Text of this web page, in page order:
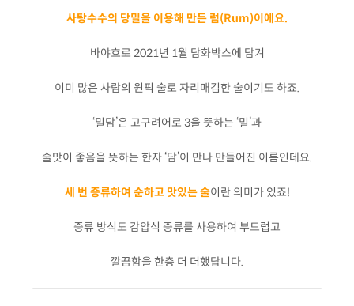
사탕수수의 당밀을 이용해 만든 럼(Rum)이에요.
바야흐로 2021년 1월 담화박스에 담겨
이미 많은 사람의 원픽 술로 자리매김한 술이기도 하죠.
‘밀담’은 고구려어로 3을 뜻하는 ‘밀’과
술맛이 좋음을 뜻하는 한자 ‘담’이 만나 만들어진 이름인데요.
세 번 증류하여 순하고 맛있는 술이란 의미가 있죠!
증류 방식도 감압식 증류를 사용하여 부드럽고
깔끔함을 한층 더 더했답니다.